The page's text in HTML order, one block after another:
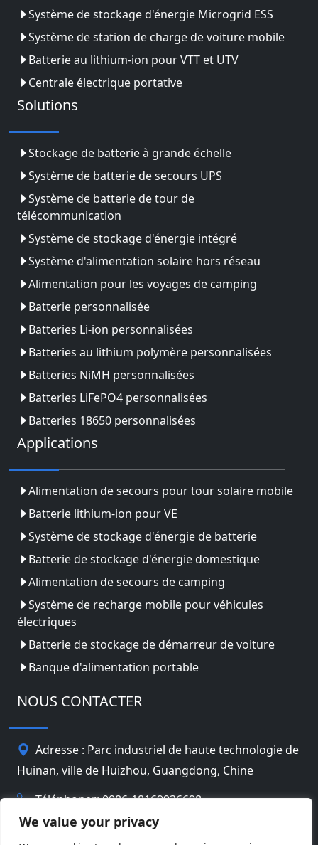
We value your privacy
Système de stockage d'énergie Microgrid ESS
Système de station de charge de voiture mobile
Batterie au lithium-ion pour VTT et UTV
Centrale électrique portative
Solutions
Stockage de batterie à grande échelle
Système de batterie de secours UPS
Système de batterie de tour de
télécommunication
Système de stockage d'énergie intégré
Système d'alimentation solaire hors réseau
Alimentation pour les voyages de camping
Batterie personnalisée
Batteries Li-ion personnalisées
Batteries au lithium polymère personnalisées
Batteries NiMH personnalisées
Batteries LiFePO4 personnalisées
Batteries 18650 personnalisées
Applications
Alimentation de secours pour tour solaire mobile
Batterie lithium-ion pour VE
Système de stockage d'énergie de batterie
Batterie de stockage d'énergie domestique
Alimentation de secours de camping
Système de recharge mobile pour véhicules
électriques
Batterie de stockage de démarreur de voiture
Banque d'alimentation portable
NOUS CONTACTER
Adresse : Parc industriel de haute technologie de
Huinan, ville de Huizhou, Guangdong, Chine
Téléphoner: 0086-18169936698
info@jbbatterychina.com